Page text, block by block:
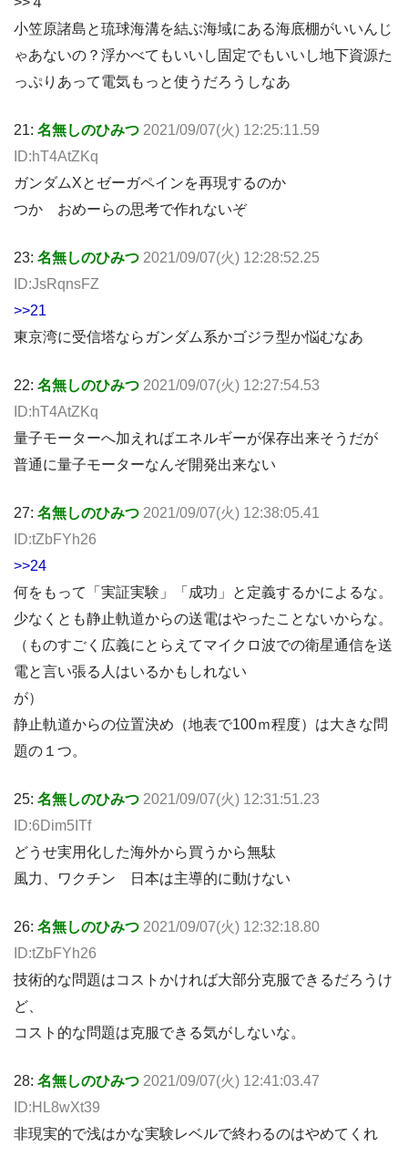
小笠原諸島と琉球海溝を結ぶ海域にある海底棚がいいんじ
ゃあないの？浮かべてもいいし固定でもいいし地下資源た
っぷりあって電気もっと使うだろうしなあ
21: 名無しのひみつ 2021/09/07(火) 12:25:11.59
ID:hT4AtZKq
ガンダムXとゼーガペインを再現するのか
つか おめーらの思考で作れないぞ
23: 名無しのひみつ 2021/09/07(火) 12:28:52.25
ID:JsRqnsFZ
>>21
東京湾に受信塔ならガンダム系かゴジラ型か悩むなあ
22: 名無しのひみつ 2021/09/07(火) 12:27:54.53
ID:hT4AtZKq
量子モーターへ加えればエネルギーが保存出来そうだが
普通に量子モーターなんぞ開発出来ない
27: 名無しのひみつ 2021/09/07(火) 12:38:05.41
ID:tZbFYh26
>>24
何をもって「実証実験」「成功」と定義するかによるな。
少なくとも静止軌道からの送電はやったことないからな。
（ものすごく広義にとらえてマイクロ波での衛星通信を送
電と言い張る人はいるかもしれない
が）
静止軌道からの位置決め（地表で100ｍ程度）は大きな問
題の１つ。
25: 名無しのひみつ 2021/09/07(火) 12:31:51.23
ID:6Dim5ITf
どうせ実用化した海外から買うから無駄
風力、ワクチン 日本は主導的に動けない
26: 名無しのひみつ 2021/09/07(火) 12:32:18.80
ID:tZbFYh26
技術的な問題はコストかければ大部分克服できるだろうけ
ど、
コスト的な問題は克服できる気がしないな。
28: 名無しのひみつ 2021/09/07(火) 12:41:03.47
ID:HL8wXt39
非現実的で浅はかな実験レベルで終わるのはやめてくれ